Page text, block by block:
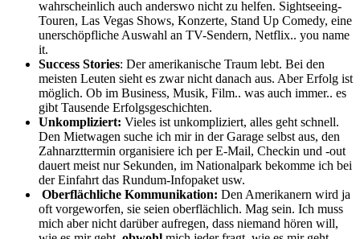
wahrscheinlich auch anderswo nicht zu helfen. Sightseeing-
Touren, Las Vegas Shows, Konzerte, Stand Up Comedy, eine
unerschöpfliche Auswahl an TV-Sendern, Netflix.. you name
it.
Success Stories: Der amerikanische Traum lebt. Bei den
meisten Leuten sieht es zwar nicht danach aus. Aber Erfolg ist
möglich. Ob im Business, Musik, Film.. was auch immer.. es
gibt Tausende Erfolgsgeschichten.
Unkompliziert: Vieles ist unkompliziert, alles geht schnell.
Den Mietwagen suche ich mir in der Garage selbst aus, den
Zahnarzttermin organisiere ich per E-Mail, Checkin und -out
dauert meist nur Sekunden, im Nationalpark bekomme ich bei
der Einfahrt das Rundum-Infopaket usw.
Oberflächliche Kommunikation: Den Amerikanern wird ja
oft vorgeworfen, sie seien oberflächlich. Mag sein. Ich muss
mich aber nicht darüber aufregen, dass niemand hören will,